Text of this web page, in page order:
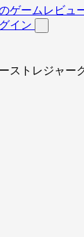
イン
ストレジャー